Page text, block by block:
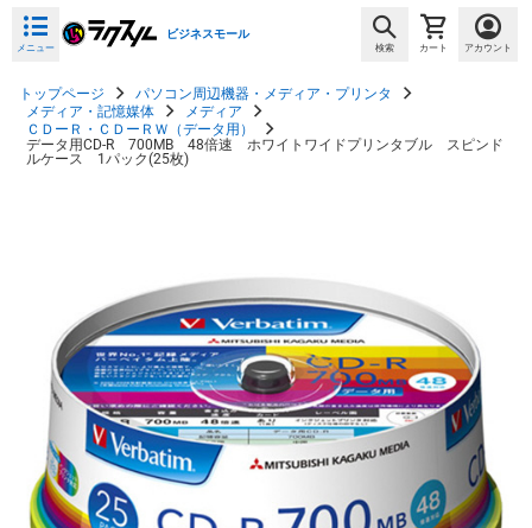
メニュー
ビジネスモール
検索 カート アカウント
トップページ
パソコン周辺機器・メディア・プリンタ
メディア・記憶媒体
メディア
ＣＤーＲ・ＣＤーＲＷ（データ用）
データ用CD-R 700MB 48倍速 ホワイトワイドプリンタブル スピンド
ルケース 1パック(25枚)